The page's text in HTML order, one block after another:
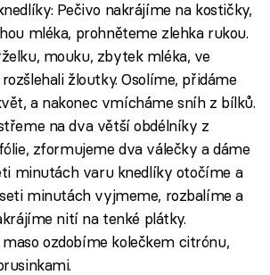
Pečivo nakrájíme na kostičky,
mléka, prohněteme zlehka rukou.
mouku, zbytek mléka, ve
žloutky. Osolíme, přidáme
a nakonec vmícháme sníh z bílků.
na dva větší obdélníky z
zformujeme dva válečky a dáme
minutách varu knedlíky otočíme a
minutách vyjmeme, rozbalíme a
nití na tenké plátky.
ozdobíme kolečkem citrónu,